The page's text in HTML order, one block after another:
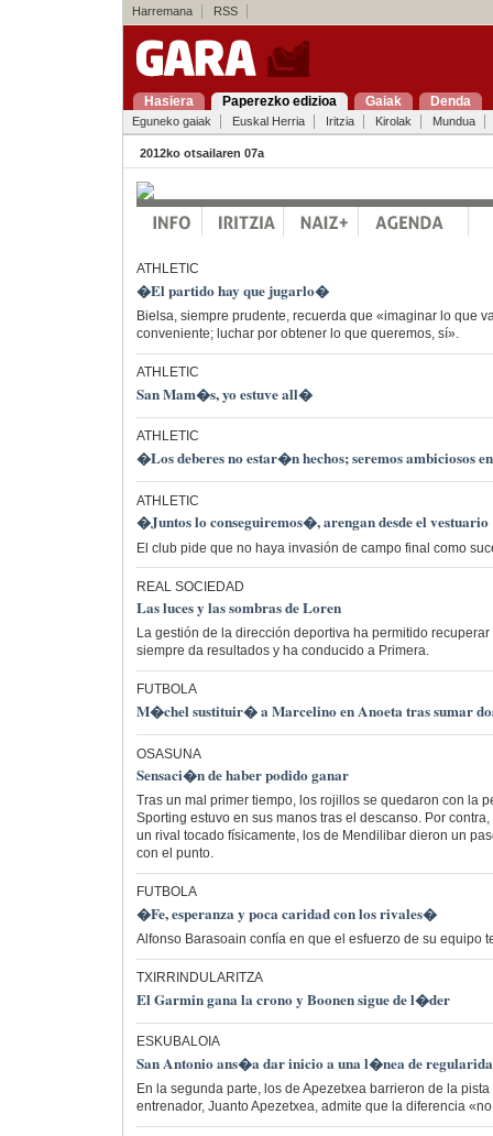
Harremana RSS
Hasiera Paperezko edizioa Gaiak Denda
Eguneko gaiak Euskal Herria Iritzia Kirolak Mundua
2012ko otsailaren 07a
ATHLETIC
�El partido hay que jugarlo�
Bielsa, siempre prudente, recuerda que «imaginar lo que
conveniente; luchar por obtener lo que queremos, sí».
ATHLETIC
San Mam�s, yo estuve all�
ATHLETIC
�Los deberes no estar�n hechos; seremos ambiciosos
ATHLETIC
�Juntos lo conseguiremos�, arengan desde el vestuario
El club pide que no haya invasión de campo final como
REAL SOCIEDAD
Las luces y las sombras de Loren
La gestión de la dirección deportiva ha permitido
siempre da resultados y ha conducido a Primera.
FUTBOLA
M�chel sustituir� a Marcelino en Anoeta tras sumar
OSASUNA
Sensaci�n de haber podido ganar
Tras un mal primer tiempo, los rojillos se quedaron con la
Sporting estuvo en sus manos tras el descanso. Por
un rival tocado físicamente, los de Mendilibar dieron un
con el punto.
FUTBOLA
�Fe, esperanza y poca caridad con los rivales�
Alfonso Barasoain confía en que el esfuerzo de su equipo
TXIRRINDULARITZA
El Garmin gana la crono y Boonen sigue de l�der
ESKUBALOIA
San Antonio ans�a dar inicio a una l�nea de
En la segunda parte, los de Apezetxea barrieron de la
entrenador, Juanto Apezetxea, admite que la diferencia